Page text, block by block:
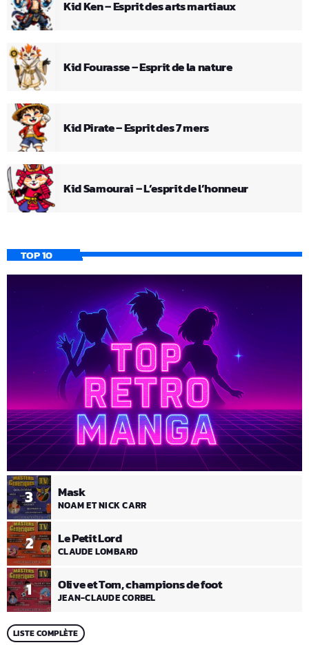
Kid Ken – Esprit des arts martiaux
Kid Fourasse – Esprit de la nature
Kid Pirate – Esprit des 7 mers
Kid Samourai – L’esprit de l’honneur
TOP 10
1 Olive et Tom, champions de foot
JEAN-CLAUDE CORBEL
2 Le Petit Lord
CLAUDE LOMBARD
3 Mask
NOAM ET NICK CARR
LISTE COMPLÈTE